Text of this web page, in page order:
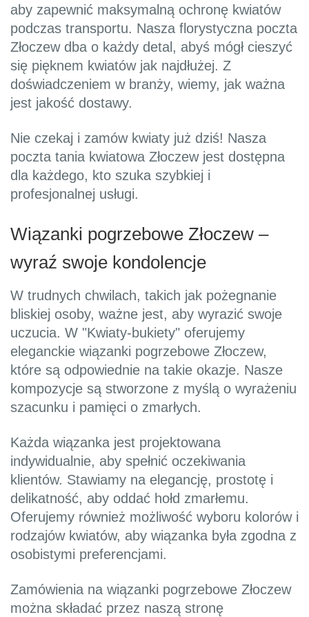
aby zapewnić maksymalną ochronę kwiatów
podczas transportu. Nasza florystyczna poczta
Złoczew dba o każdy detal, abyś mógł cieszyć
się pięknem kwiatów jak najdłużej. Z
doświadczeniem w branży, wiemy, jak ważna
jest jakość dostawy.
Nie czekaj i zamów kwiaty już dziś! Nasza
poczta tania kwiatowa Złoczew jest dostępna
dla każdego, kto szuka szybkiej i
profesjonalnej usługi.
Wiązanki pogrzebowe Złoczew –
wyraź swoje kondolencje
W trudnych chwilach, takich jak pożegnanie
bliskiej osoby, ważne jest, aby wyrazić swoje
uczucia. W "Kwiaty-bukiety" oferujemy
eleganckie wiązanki pogrzebowe Złoczew,
które są odpowiednie na takie okazje. Nasze
kompozycje są stworzone z myślą o wyrażeniu
szacunku i pamięci o zmarłych.
Każda wiązanka jest projektowana
indywidualnie, aby spełnić oczekiwania
klientów. Stawiamy na elegancję, prostotę i
delikatność, aby oddać hołd zmarłemu.
Oferujemy również możliwość wyboru kolorów i
rodzajów kwiatów, aby wiązanka była zgodna z
osobistymi preferencjami.
Zamówienia na wiązanki pogrzebowe Złoczew
można składać przez naszą stronę